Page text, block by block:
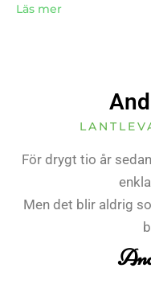
Läs mer
För drygt tio år
Men det blir aldrig